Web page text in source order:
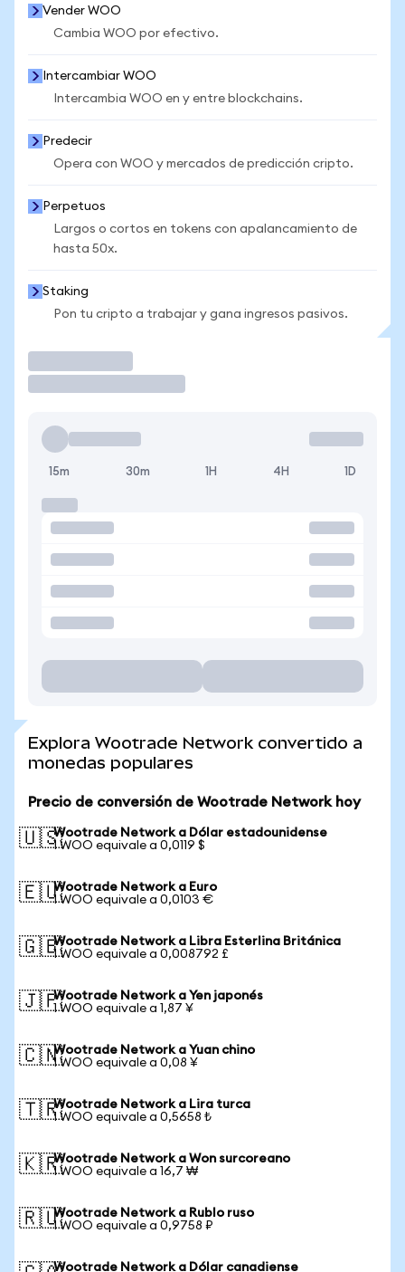
Vender WOO
Cambia WOO por efectivo.
Intercambiar WOO
Intercambia WOO en y entre blockchains.
Predecir
Opera con WOO y mercados de predicción cripto.
Perpetuos
Largos o cortos en tokens con apalancamiento de
hasta 50x.
Staking
Pon tu cripto a trabajar y gana ingresos pasivos.
15m 30m 1H 4H 1D
Explora Wootrade Network convertido a
monedas populares
Precio de conversión de Wootrade Network hoy
🇺🇸Wootrade Network a Dólar estadounidense
1 WOO equivale a 0,0119 $
🇪🇺Wootrade Network a Euro
1 WOO equivale a 0,0103 €
🇬🇧Wootrade Network a Libra Esterlina Británica
1 WOO equivale a 0,008792 £
🇯🇵Wootrade Network a Yen japonés
1 WOO equivale a 1,87 ¥
🇨🇳Wootrade Network a Yuan chino
1 WOO equivale a 0,08 ¥
🇹🇷Wootrade Network a Lira turca
1 WOO equivale a 0,5658 ₺
🇰🇷Wootrade Network a Won surcoreano
1 WOO equivale a 16,7 ₩
🇷🇺Wootrade Network a Rublo ruso
1 WOO equivale a 0,9758 ₽
Wootrade Network a Dólar canadiense